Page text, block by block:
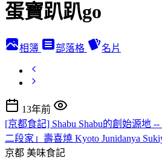
蛋寶趴趴go
相簿 部落格 名片
13年前
[京都食記] Shabu Shabu的創始源地
二段家」壽喜燒 Kyoto Junidanya
京都 美味食記